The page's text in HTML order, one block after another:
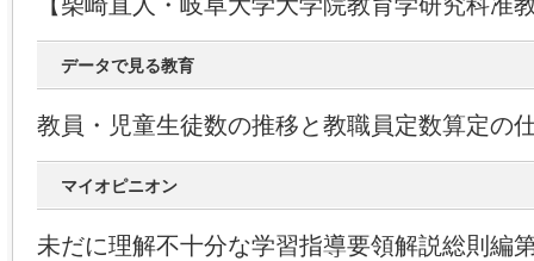
データで見る教育
教員・児童生徒数の推移と教職員定数算定の
マイオピニオン
未だに理解不十分な学習指導要領解説総則編